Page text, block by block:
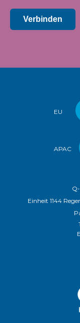
Verbinden
EU
APAC
Einheit 1144